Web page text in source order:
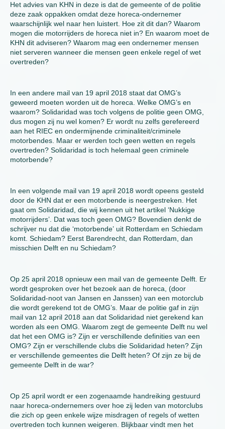
Het advies van KHN in deze is dat de gemeente of de politie
deze zaak oppakken omdat deze horeca-ondernemer
waarschijnlijk wel naar hen luistert. Hoe zit dit dan? Waarom
mogen die motorrijders de horeca niet in? En waarom moet de
KHN dit adviseren? Waarom mag een ondernemer mensen
niet serveren wanneer die mensen geen enkele regel of wet
overtreden?
In een andere mail van 19 april 2018 staat dat OMG’s
geweerd moeten worden uit de horeca. Welke OMG’s en
waarom? Solidaridad was toch volgens de politie geen OMG,
dus mogen zij nu wel komen? Er wordt nu zelfs gerefereerd
aan het RIEC en ondermijnende criminaliteit/criminele
motorbendes. Maar er werden toch geen wetten en regels
overtreden? Solidaridad is toch helemaal geen criminele
motorbende?
In een volgende mail van 19 april 2018 wordt opeens gesteld
door de KHN dat er een motorbende is neergestreken. Het
gaat om Solidaridad, die wij kennen uit het artikel ‘Nukkige
motorrijders’. Dat was toch geen OMG? Bovendien denkt de
schrijver nu dat die ‘motorbende’ uit Rotterdam en Schiedam
komt. Schiedam? Eerst Barendrecht, dan Rotterdam, dan
misschien Delft en nu Schiedam?
Op 25 april 2018 opnieuw een mail van de gemeente Delft. Er
wordt gesproken over het bezoek aan de horeca, (door
Solidaridad-noot van Jansen en Janssen) van een motorclub
die wordt gerekend tot de OMG’s. Maar de politie gaf in zijn
mail van 12 april 2018 aan dat Solidaridad niet gerekend kan
worden als een OMG. Waarom zegt de gemeente Delft nu wel
dat het een OMG is? Zijn er verschillende definities van een
OMG? Zijn er verschillende clubs die Solidaridad heten? Zijn
er verschillende gemeentes die Delft heten? Of zijn ze bij de
gemeente Delft in de war?
Op 25 april wordt er een zogenaamde handreiking gestuurd
naar horeca-ondernemers over hoe zij leden van motorclubs
die zich op geen enkele wijze misdragen of regels of wetten
overtreden toch kunnen weigeren. Blijkbaar vindt men het